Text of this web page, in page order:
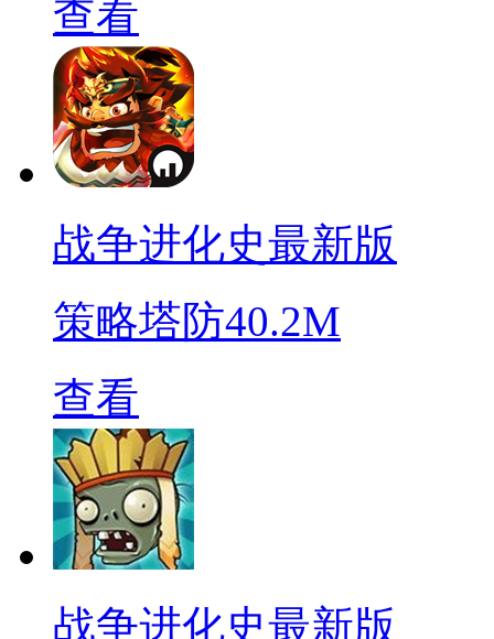
查看
战争进化史最新版
策略塔防40.2M
查看
战争进化史最新版